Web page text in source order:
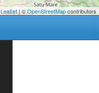
Leaflet| ©OpenStreetMapcontributors